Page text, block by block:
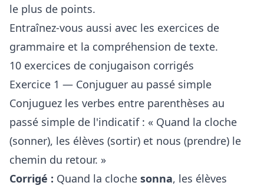
le plus de points.
Entraînez-vous aussi avec les exercices de
grammaire et la compréhension de texte.
10 exercices de conjugaison corrigés
Exercice 1 — Conjuguer au passé simple
Conjuguez les verbes entre parenthèses au
passé simple de l'indicatif : « Quand la cloche
(sonner), les élèves (sortir) et nous (prendre) le
chemin du retour. »
Corrigé : Quand la cloche sonna, les élèves